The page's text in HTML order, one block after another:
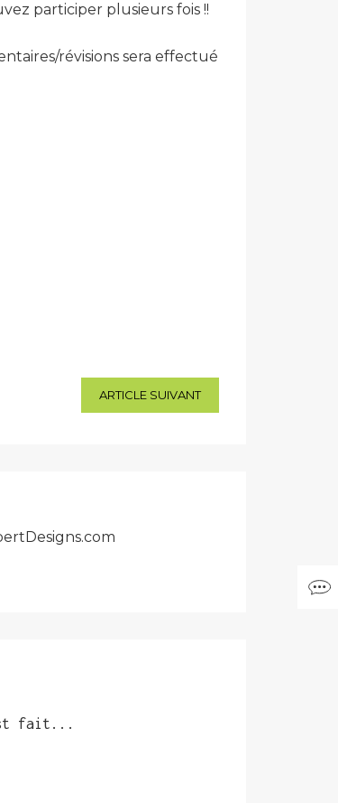
participer plusieurs fois !!
révisions sera effectué
ARTICLE SUIVANT
fait...